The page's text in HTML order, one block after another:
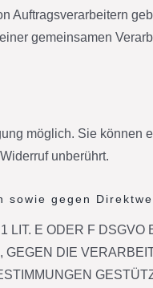
gemeinsamen
möglich. Sie können
unberührt.
gegen
E ODER F
DIE